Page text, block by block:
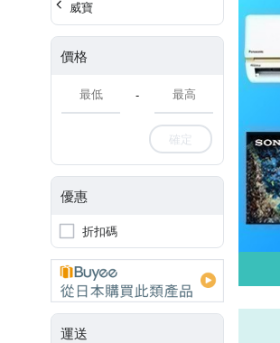
威寶
價格
-
確定
優惠
折扣碼
運送